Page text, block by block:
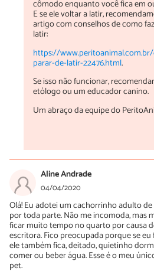
cômodo enquanto você fica em
E se ele voltar a latir,
artigo com conselhos de como
latir:
https://
parar-de-latir-22476.html.
Se isso não funcionar,
etólogo ou um educador canino.
Um abraço da equipe do
Aline Andrade
04/04/2020
Olá! Eu adotei um cachorrinho adulto
por toda parte. Não me incomoda, mas
ficar muito tempo no quarto por causa
escritora. Fico preocupada porque se
ele também fica, deitado, quietinho
comer ou beber água. Esse é o meu
pet.